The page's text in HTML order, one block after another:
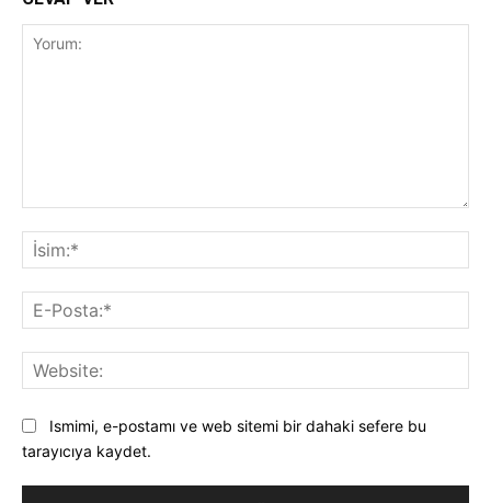
Ismimi, e-postamı ve web sitemi bir dahaki sefere bu
tarayıcıya kaydet.